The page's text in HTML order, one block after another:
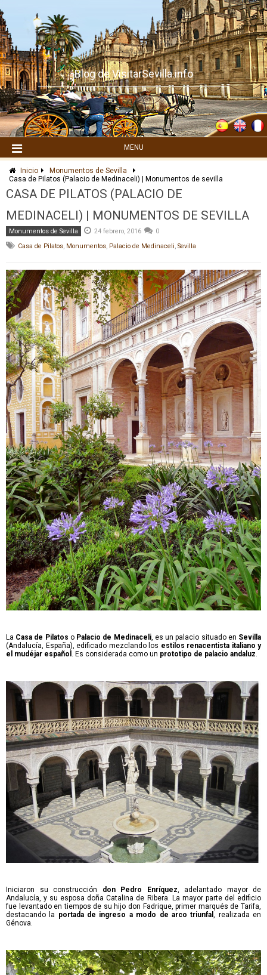
to
content
Blog de VisitarSevilla.info
MENU
Inicio
Monumentos de Sevilla
Casa de Pilatos (Palacio de Medinaceli) | Monumentos de sevilla
CASA DE PILATOS (PALACIO DE
MEDINACELI) | MONUMENTOS DE SEVILLA
Monumentos de Sevilla 24 febrero, 2016
0
Casa de Pilatos, Monumentos, Palacio de Medinaceli, Sevilla
La Casa de Pilatos o Palacio de Medinaceli, es un palacio situado en Sevilla
(Andalucía, España), edificado mezclando los estilos renacentista italiano y
el mudéjar español
. Es considerada como un prototipo de palacio andaluz
Iniciaron su construcción don Pedro Enríquez, adelantado mayor de
Andalucía, y su esposa doña Catalina de Ribera. La mayor parte del edificio
fue levantado en tiempos de su hijo don Fadrique, primer marqués de Tarifa,
destacando la portada de ingreso a modo de arco triunfal, realizada en
Génova.